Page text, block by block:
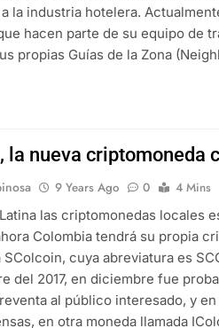
la industria hotelera.
hacen parte de su equipo de
propias Guías de la Zona
la nueva criptomoneda
9 Years Ago 0
4 Mins
las criptomonedas locales
Colombia tendrá su propia
SColcoin, cuya abreviatura es
del 2017, en diciembre fue
al público interesado, y
en otra moneda llamada